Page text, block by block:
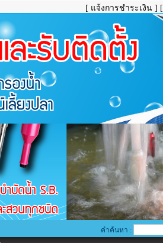
[ แจ้งการชำระเงิน ]
คำค้นหา :